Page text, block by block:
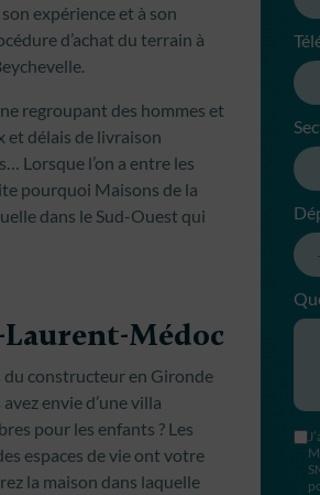
expérience et à son
d’achat du terrain à
regroupant des hommes et
et délais de livraison
Lorsque l’on a entre les
pourquoi Maisons de la
dans le Sud-Ouest qui
Médoc
du constructeur en Gironde
envie d’une villa
pour les enfants ? Les
espaces de vie ont votre
la maison dans laquelle